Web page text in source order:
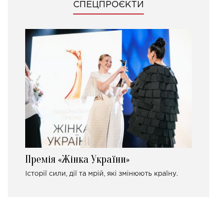
СПЕЦПРОЄКТИ
Премія «Жінка України»
Історії сили, дії та мрій, які змінюють країну.